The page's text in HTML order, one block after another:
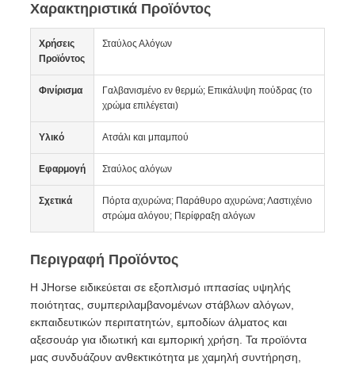
Χαρακτηριστικά Προϊόντος
Χρήσεις
Προϊόντος
Σταύλος Αλόγων
Φινίρισμα
Γαλβανισμένο εν θερμώ; Επικάλυψη πούδρας (το
χρώμα επιλέγεται)
Υλικό Ατσάλι και μπαμπού
Εφαρμογή Σταύλος αλόγων
Σχετικά
Πόρτα αχυρώνα; Παράθυρο αχυρώνα; Λαστιχένιο
στρώμα αλόγου; Περίφραξη αλόγων
Περιγραφή Προϊόντος
Η JHorse ειδικεύεται σε εξοπλισμό ιππασίας υψηλής
ποιότητας, συμπεριλαμβανομένων στάβλων αλόγων,
εκπαιδευτικών περιπατητών, εμποδίων άλματος και
αξεσουάρ για ιδιωτική και εμπορική χρήση. Τα προϊόντα
μας συνδυάζουν ανθεκτικότητα με χαμηλή συντήρηση,